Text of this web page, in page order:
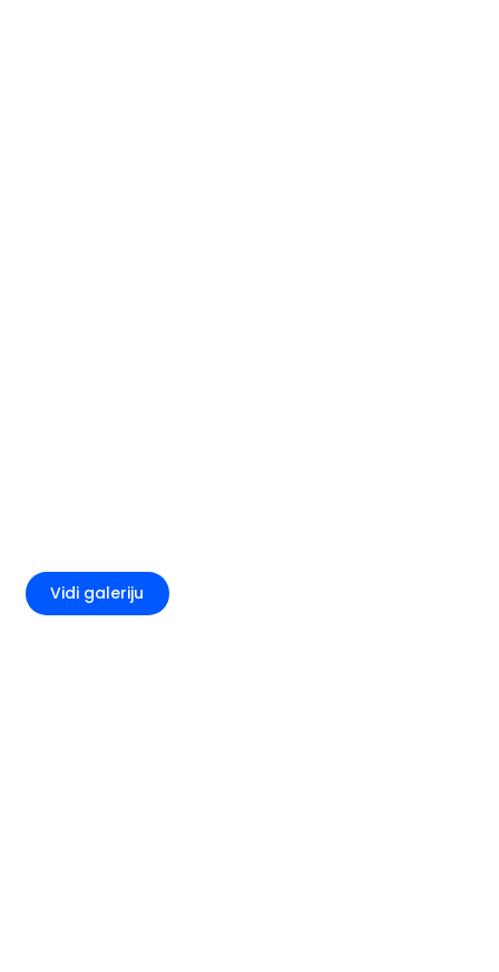
Vidi galeriju